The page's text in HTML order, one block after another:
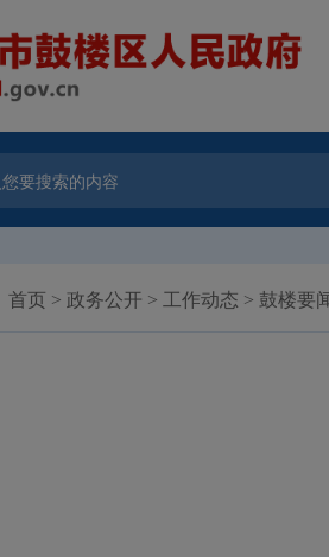
首页 > 政务公开 > 工作动态 > 鼓楼要